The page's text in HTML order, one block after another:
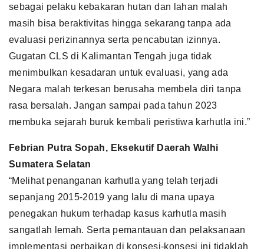
sebagai pelaku kebakaran hutan dan lahan malah
masih bisa beraktivitas hingga sekarang tanpa ada
evaluasi perizinannya serta pencabutan izinnya.
Gugatan CLS di Kalimantan Tengah juga tidak
menimbulkan kesadaran untuk evaluasi, yang ada
Negara malah terkesan berusaha membela diri tanpa
rasa bersalah. Jangan sampai pada tahun 2023
membuka sejarah buruk kembali peristiwa karhutla ini.”
Febrian Putra Sopah, Eksekutif Daerah Walhi
Sumatera Selatan
“Melihat penanganan karhutla yang telah terjadi
sepanjang 2015-2019 yang lalu di mana upaya
penegakan hukum terhadap kasus karhutla masih
sangatlah lemah. Serta pemantauan dan pelaksanaan
implementasi perbaikan di konsesi-konsesi ini tidaklah